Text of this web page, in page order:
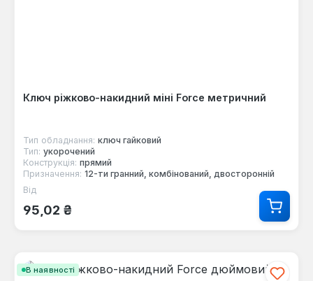
Ключ ріжково-накидний міні Force метричний
Тип обладнання: ключ гайковий
Тип: укорочений
Конструкція: прямий
Призначення: 12-ти гранний, комбінований, двосторонній
Звичайна ціна:
Від
95,02 ₴
В наявності